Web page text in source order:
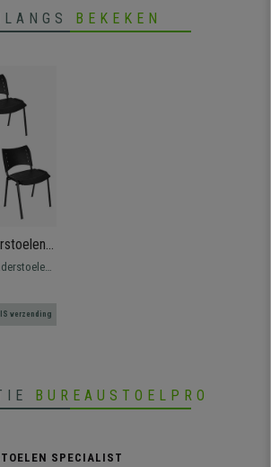
BEKEKEN
voor wie
Ideaal
verzending
BUREAUSTOELPRO
SPECIALIST